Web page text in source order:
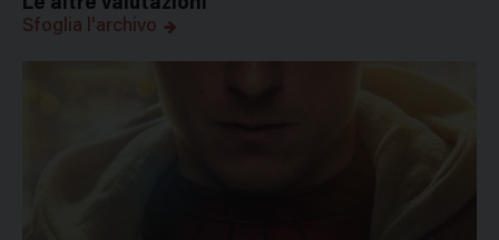
Le altre valutazioni
Sfoglia l'archivo